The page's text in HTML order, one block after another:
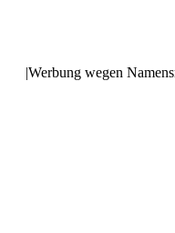
|Werbung wegen